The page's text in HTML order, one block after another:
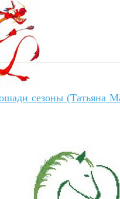
сезоны (Татьяна